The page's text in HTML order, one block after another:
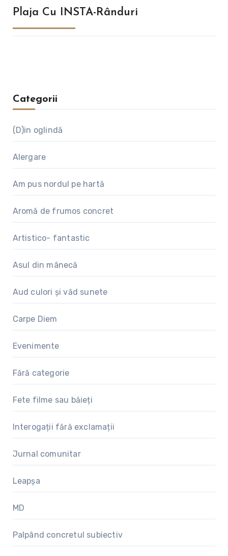
Plaja Cu INSTA-Rânduri
Categorii
(D)in oglindă
Alergare
Am pus nordul pe hartă
Aromă de frumos concret
Artistico- fantastic
Asul din mânecă
Aud culori și văd sunete
Carpe Diem
Evenimente
Fără categorie
Fete filme sau băieți
Interogații fără exclamații
Jurnal comunitar
Leapșa
MD
Palpând concretul subiectiv